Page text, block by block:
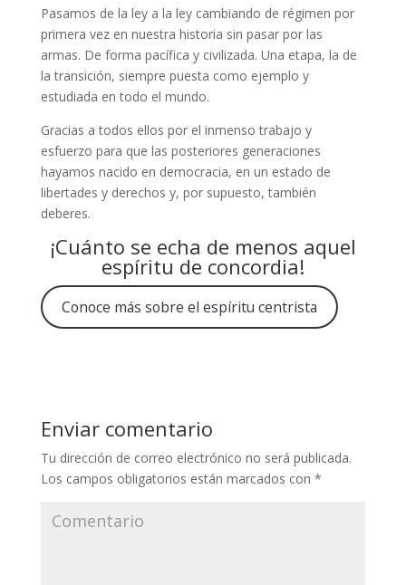
Pasamos de la ley a la ley cambiando de régimen por
primera vez en nuestra historia sin pasar por las
armas. De forma pacífica y civilizada. Una etapa, la de
la transición, siempre puesta como ejemplo y
estudiada en todo el mundo.
Gracias a todos ellos por el inmenso trabajo y
esfuerzo para que las posteriores generaciones
hayamos nacido en democracia, en un estado de
libertades y derechos y, por supuesto, también
deberes.
¡Cuánto se echa de menos aquel
espíritu de concordia!
Conoce más sobre el espíritu centrista
Enviar comentario
Tu dirección de correo electrónico no será publicada.
Los campos obligatorios están marcados con *